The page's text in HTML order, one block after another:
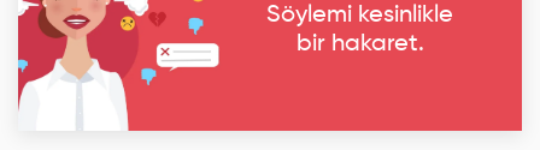
Söylemi kesinlikle
bir hakaret.